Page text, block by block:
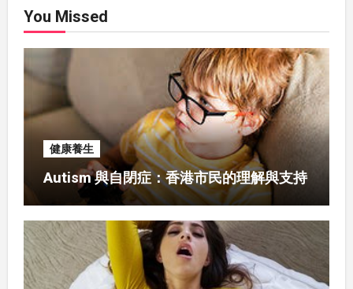
You Missed
健康養生
Autism 與自閉症：香港市民的理解與支持